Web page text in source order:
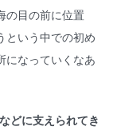
の目の前に位置
という中での初め
になっていくなあ
どに支えられてき